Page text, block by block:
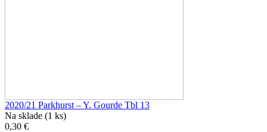
2020/21 Parkhurst – Y. Gourde Tbl 13
Na sklade (1 ks)
0,30 €